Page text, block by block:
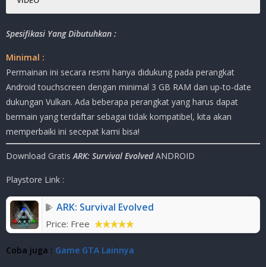
Platfrom
Publisher:Studio Wildcard
Ukuran Game
Mode :Solo ( OFFLINE )
Spesifikasi Yang Dibutuhkan :
Minimal :
Permainan ini secara resmi hanya didukung pada perangkat
Android touchscreen dengan minimal 3 GB RAM dan up-to-date
dukungan Vulkan. Ada beberapa perangkat yang harus dapat
bermain yang terdaftar sebagai tidak kompatibel, kita akan
memperbaiki ini secepat kami bisa!
Download GratisARK: Survival EvolvedANDROID
Playstore Link :
ARK: Survival Evolved
Price: Free
Coba juga : Game GTA Lainnya